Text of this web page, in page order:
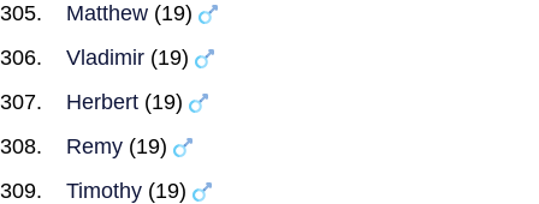
Matthew (19)
Vladimir (19)
Herbert (19)
Remy (19)
Timothy (19)